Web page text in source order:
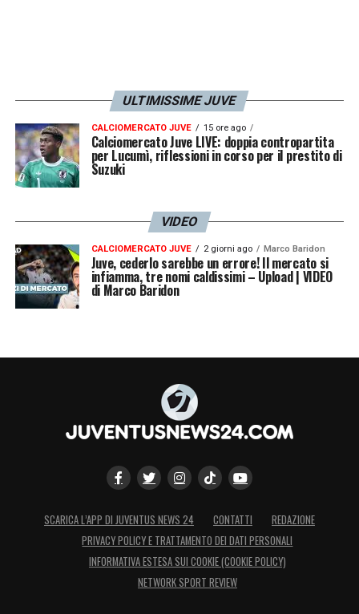
ULTIMISSIME JUVE
CALCIOMERCATO JUVE 15 ore ago
Calciomercato Juve LIVE: doppia contropartita
per Lucumì, riflessioni in corso per il prestito di
Suzuki
VIDEO
CALCIOMERCATO JUVE 2 giorni ago Marco Baridon
Juve, cederlo sarebbe un errore! Il mercato si
infiamma, tre nomi caldissimi – Upload | VIDEO
di Marco Baridon
SCARICA L’APP DI JUVENTUS NEWS 24 CONTATTI
REDAZIONE
PRIVACY POLICY E TRATTAMENTO DEI DATI PERSONALI
INFORMATIVA ESTESA SUI COOKIE (COOKIE POLICY)
NETWORK SPORT REVIEW